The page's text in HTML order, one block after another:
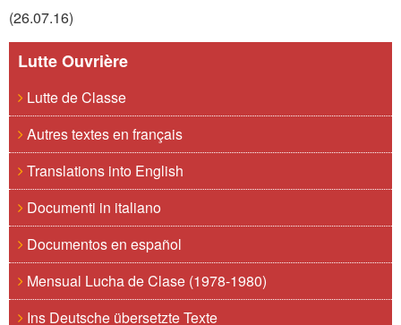
(26.07.16)
Lutte Ouvrière
Lutte de Classe
Autres textes en français
Translations into English
Documenti in italiano
Documentos en español
Mensual Lucha de Clase (1978-1980)
Ins Deutsche übersetzte Texte